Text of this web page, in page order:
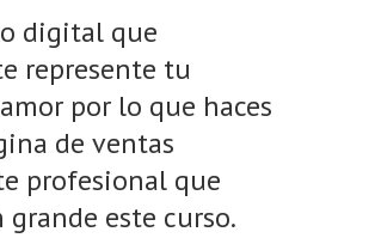
digital que
represente tu
por lo que haces
de ventas
profesional que
grande este curso.